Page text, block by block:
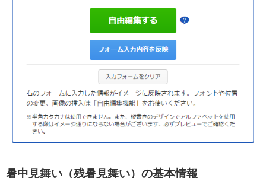
暑中見舞い（残暑見舞い）の基本情報